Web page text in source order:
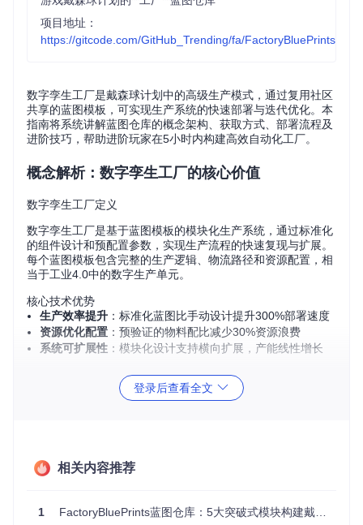
项目地址：
https://gitcode.com/GitHub_Trending/fa/FactoryBluePrints
数字孪生工厂是戴森球计划中的高级生产模式，通过复用社区
共享的蓝图模板，可实现生产系统的快速部署与迭代优化。本
指南将系统讲解蓝图仓库的概念架构、获取方式、部署流程及
进阶技巧，帮助进阶玩家在5小时内构建高效自动化工厂。
概念解析：数字孪生工厂的核心价值
数字孪生工厂定义
数字孪生工厂是基于蓝图模板的模块化生产系统，通过标准化
的组件设计和预配置参数，实现生产流程的快速复现与扩展。
每个蓝图模板包含完整的生产逻辑、物流路径和资源配置，相
当于工业4.0中的数字生产单元。
核心技术优势
生产效率提升 ：标准化蓝图比手动设计提升300%部署速度
资源优化配置 ：预验证的物料配比减少30%资源浪费
系统可扩展性 ：模块化设计支持横向扩展，产能线性增长
：蓝图本质是生产系统的数字快照，包含建筑
布局、传送带连接、物流塔配置等完整信息，可通过游戏
内蓝图导入功能直接复用。
环境准备要求
存储空间：至少200MB可用空间
登录后查看全文
相关内容推荐
1 FactoryBluePrints蓝图仓库：5大突破式模块构建戴森球计划高效工厂系统